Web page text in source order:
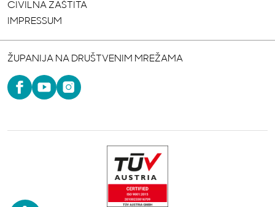
CIVILNA ZAŠTITA
IMPRESSUM
ŽUPANIJA NA DRUŠTVENIM MREŽAMA